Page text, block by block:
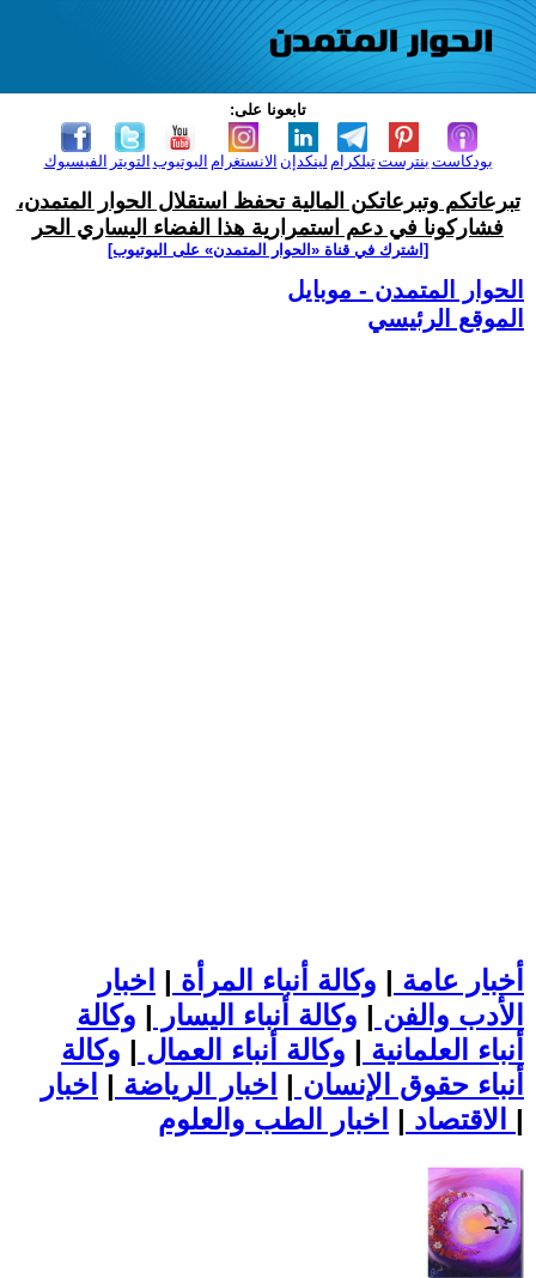
تابعونا على:
الفيسبوك التويتر اليوتيوب الانستغرام لينكدإن تيلكرامبنترست بودكاست
تبرعاتكم وتبرعاتكن المالية تحفظ استقلال الحوار المتمدن،
فشاركونا في دعم استمرارية هذا الفضاء اليساري الحر
[اشترك في قناة ‫«الحوار المتمدن» على اليوتيوب]
الحوار المتمدن - موبايل
الموقع الرئيسي
أخبار عامة | وكالة أنباء المرأة | اخبار
الأدب والفن | وكالة أنباء اليسار | وكالة
أنباء العلمانية | وكالة أنباء العمال | وكالة
أنباء حقوق الإنسان | اخبار الرياضة | اخبار
الاقتصاد | |